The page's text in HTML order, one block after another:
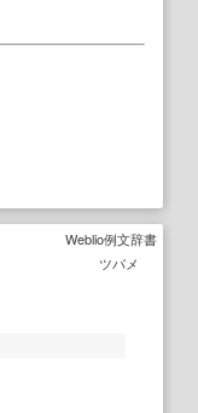
Weblio例文辞書
ツバメ